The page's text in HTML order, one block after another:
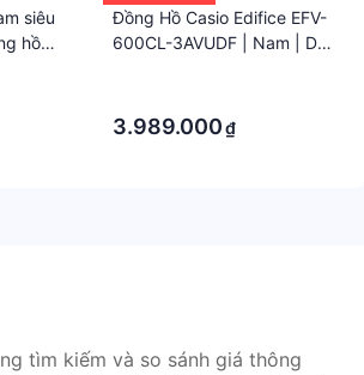
siêu
hồ
hồ
có đèn
Đồng Hồ Casio Edifice EFV-
600CL-3AVUDF | Nam | Dây
Hành 5 Năm
3.989.000₫
tìm kiếm và so sánh giá thông